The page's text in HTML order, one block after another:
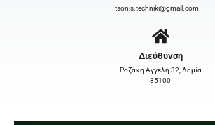
tsonis.techniki@gmail.com
Διεύθυνση
Ροζάκη Αγγελή 32, Λαμία
35100